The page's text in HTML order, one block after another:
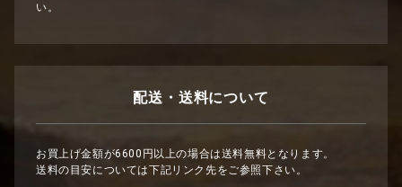
い。
配送・送料について
お買上げ金額が6600円以上の場合は送料無料となります。
送料の目安については下記リンク先をご参照下さい。